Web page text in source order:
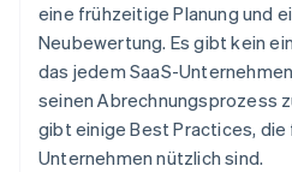
Anpassung von Rechnungen
Verschiedene
Flexibilität im
Einbeziehung von
eine frühzeitige Planung und
Neubewertung. Es gibt kein
das jedem SaaS-
seinen Abrechnungsprozess
gibt einige Best Practices,
Unternehmen nützlich sind.